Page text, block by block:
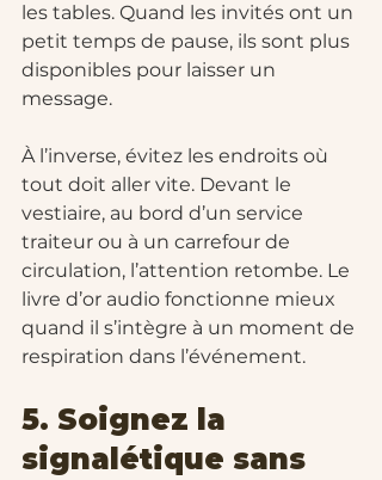
les tables. Quand les invités ont un
petit temps de pause, ils sont plus
disponibles pour laisser un
message.
À l’inverse, évitez les endroits où
tout doit aller vite. Devant le
vestiaire, au bord d’un service
traiteur ou à un carrefour de
circulation, l’attention retombe. Le
livre d’or audio fonctionne mieux
quand il s’intègre à un moment de
respiration dans l’événement.
5. Soignez la
signalétique sans